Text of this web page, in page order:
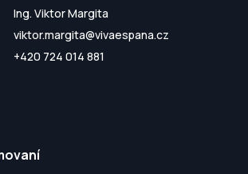
Ing. Viktor Margita
viktor.margita@vivaespana.cz
+420 724 014 881